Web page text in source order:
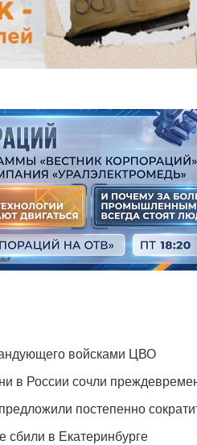
войсками ЦВО
в России сочли
постепенно
сбили в Екатеринбурге